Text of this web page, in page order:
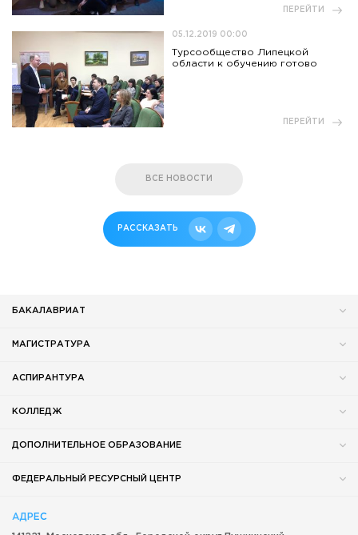
ПЕРЕЙТИ
05.12.2019 00:00
Турсообщество Липецкой
области к обучению готово
ПЕРЕЙТИ
ВСЕ НОВОСТИ
РАССКАЗАТЬ
БАКАЛАВРИАТ
МАГИСТРАТУРА
АСПИРАНТУРА
КОЛЛЕДЖ
ДОПОЛНИТЕЛЬНОЕ ОБРАЗОВАНИЕ
ФЕДЕРАЛЬНЫЙ РЕСУРСНЫЙ ЦЕНТР
АДРЕС